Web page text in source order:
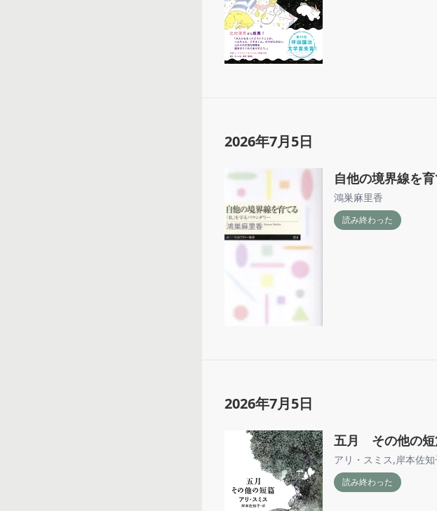
2026年7月5日
自他の境界線を
鴻巣麻里香
読み終わった
2026年7月5日
五月 その他の短
アリ・スミス,岸本佐
読み終わった